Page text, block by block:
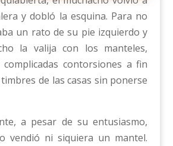
y dobló la esquina. Para no
un rato de su pie izquierdo y
la valija con los manteles,
contorsiones a fin
de las casas sin ponerse
a pesar de su entusiasmo,
vendió ni siquiera un mantel.